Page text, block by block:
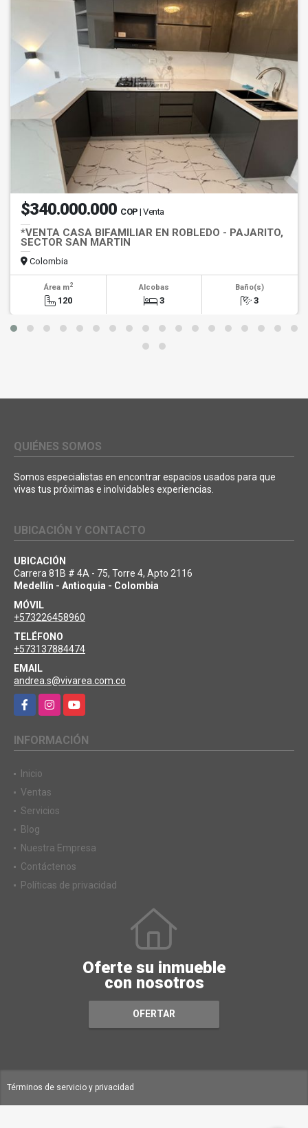
$340.000.000 COP | Venta
*VENTA CASA BIFAMILIAR EN ROBLEDO - PAJARITO,
SECTOR SAN MARTIN
Colombia
Área m2
120
Alcobas
3
Baño(s)
3
QUIÉNES SOMOS
Somos especialistas en encontrar espacios usados para que
vivas tus próximas e inolvidables experiencias.
UBICACIÓN
Carrera 81B # 4A - 75, Torre 4, Apto 2116
Medellín - Antioquia - Colombia
MÓVIL
+573226458960
TELÉFONO
+573137884474
EMAIL
andrea.s@vivarea.com.co
FacebookInstagram
YouTube
Inicio
Ventas
Servicios
Blog
Nuestra Empresa
Contáctenos
Oferte su inmueble
con nosotros
OFERTAR
Términos de servicio y privacidad